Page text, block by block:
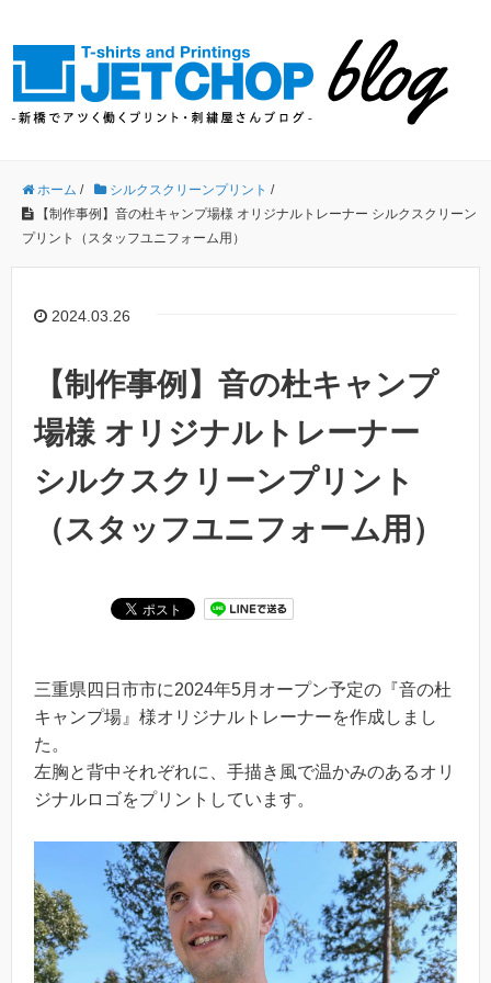
ホーム / シルクスクリーンプリント /
【制作事例】音の杜キャンプ場様 オリジナルトレーナー シルクスクリーン
プリント（スタッフユニフォーム用）
2024.03.26
【制作事例】音の杜キャンプ
場様 オリジナルトレーナー
シルクスクリーンプリント
（スタッフユニフォーム用）
三重県四日市市に2024年5月オープン予定の『音の杜
キャンプ場』様オリジナルトレーナーを作成しまし
た。
左胸と背中それぞれに、手描き風で温かみのあるオリ
ジナルロゴをプリントしています。